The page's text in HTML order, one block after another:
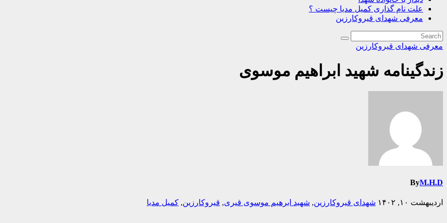
علت نام گذاری کمیل مدیا چیست ؟
معرفی شهدای قیروکارزین
معرفی شهدای قیروکارزین
زندگینامه شهید ابراهیم موسوی
ByM.H.D
اردیبهشت ۱۰, ۱۴۰۲ شهدای قیروکارزین, شهید ابرهیم موسوی قیری, قیروکارزین, کمیل مدیا